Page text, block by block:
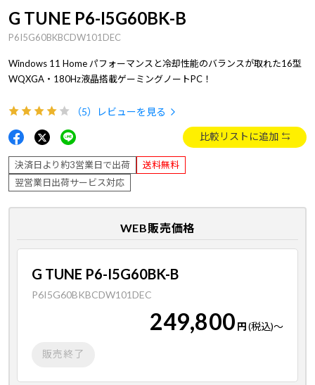
G TUNE P6-I5G60BK-B
P6I5G60BKBCDW101DEC
Windows 11 Home パフォーマンスと冷却性能のバランスが取れた16型
WQXGA・180Hz液晶搭載ゲーミングノートPC！
（5） レビューを見る
比較リストに追加
決済日より約3営業日で出荷
送料無料
翌営業日出荷サービス対応
WEB販売価格
G TUNE P6-I5G60BK-B
P6I5G60BKBCDW101DEC
249,800 円(税込)～
販売終了